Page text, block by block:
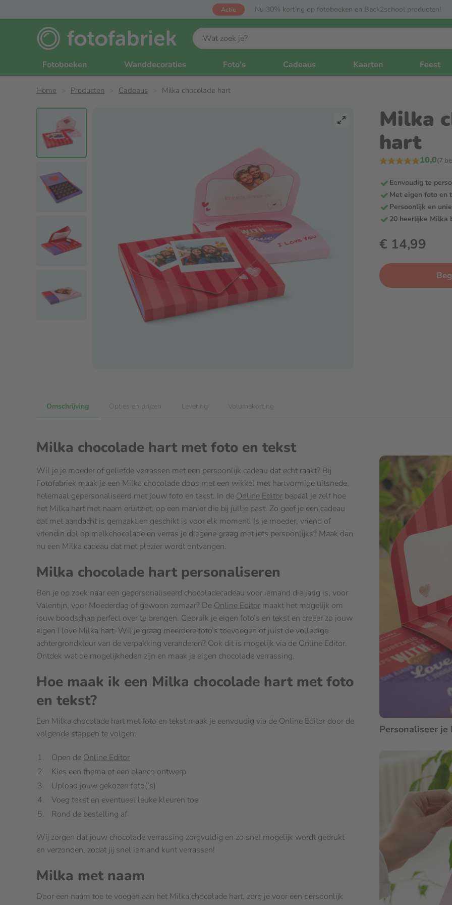
Actie Nu 30% korting op fotoboeken en Back2school producten!
Fotoboeken Wanddecoraties Foto's Cadeaus Kaarten Feest
Home Producten Cadeaus Milka chocolade hart
Milka
hart
10,0(7
Eenvoudig te
Met eigen foto en
Persoonlijk en
20 heerlijke Milka
€ 14,99
Omschrijving Opties en prijzen Levering Volumekorting
Milka chocolade hart met foto en tekst
Wil je je moeder of geliefde verrassen met een persoonlijk cadeau dat echt raakt? Bij
Fotofabriek maak je een Milka chocolade doos met een wikkel met hartvormige uitsnede,
helemaal gepersonaliseerd met jouw foto en tekst. In de Online Editor bepaal je zelf hoe
het Milka hart met naam eruitziet, op een manier die bij jullie past. Zo geef je een cadeau
dat met aandacht is gemaakt en geschikt is voor elk moment. Is je moeder, vriend of
vriendin dol op melkchocolade en verras je diegene graag met iets persoonlijks? Maak dan
nu een Milka cadeau dat met plezier wordt ontvangen.
Milka chocolade hart personaliseren
Ben je op zoek naar een gepersonaliseerd chocoladecadeau voor iemand die jarig is, voor
Valentijn, voor Moederdag of gewoon zomaar? De Online Editor maakt het mogelijk om
jouw boodschap perfect over te brengen. Gebruik je eigen foto’s en tekst en creëer zo jouw
eigen I love Milka hart. Wil je graag meerdere foto’s toevoegen of juist de volledige
achtergrondkleur van de verpakking veranderen? Ook dit is mogelijk via de Online Editor.
Ontdek wat de mogelijkheden zijn en maak je eigen chocolade verrassing.
Hoe maak ik een Milka chocolade hart met foto
en tekst?
Een Milka chocolade hart met foto en tekst maak je eenvoudig via de Online Editor door de
volgende stappen te volgen:
Open de Online Editor
Kies een thema of een blanco ontwerp
Upload jouw gekozen foto(’s)
Voeg tekst en eventueel leuke kleuren toe
Rond de bestelling af
Wij zorgen dat jouw chocolade verrassing zorgvuldig en zo snel mogelijk wordt gedrukt
en verzonden, zodat jij snel iemand kunt verrassen!
Milka met naam
Door een naam toe te voegen aan het Milka chocolade hart, zorg je voor een persoonlijk
Personaliseer